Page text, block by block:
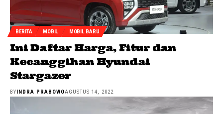
BERITA MOBIL MOBIL BARU
Ini Daftar Harga, Fitur dan
Kecanggihan Hyundai
Stargazer
BY INDRA PRABOWOAGUSTUS 14, 2022